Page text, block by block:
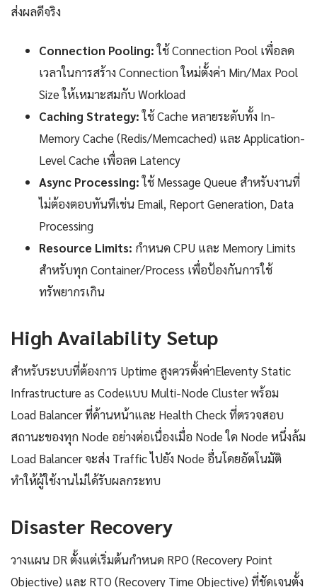
ส่งผลดีจริง
Connection Pooling:ใช้ Connection Pool เพื่อลด
เวลาในการสร้าง Connection ใหม่ตั้งค่า Min/Max Pool
Size ให้เหมาะสมกับ Workload
Caching Strategy:ใช้ Cache หลายระดับทั้ง In-
Memory Cache (Redis/Memcached) และ Application-
Level Cache เพื่อลด Latency
Async Processing:ใช้ Message Queue สำหรับงานที่
ไม่ต้องตอบทันทีเช่น Email, Report Generation, Data
Processing
Resource Limits: กำหนด CPU และ Memory Limits
สำหรับทุก Container/Process เพื่อป้องกันการใช้
ทรัพยากรเกิน
High Availability Setup
สำหรับระบบที่ต้องการ Uptime สูงควรตั้งค่าEleventy Static
Infrastructure as Codeแบบ Multi-Node Cluster พร้อม
Load Balancer ที่ด้านหน้าและ Health Check ที่ตรวจสอบ
สถานะของทุก Node อย่างต่อเนื่องเมื่อ Node ใด Node หนึ่งล้ม
Load Balancer จะส่ง Traffic ไปยัง Node อื่นโดยอัตโนมัติ
ทำให้ผู้ใช้งานไม่ได้รับผลกระทบ
Disaster Recovery
วางแผน DR ตั้งแต่เริ่มต้นกำหนด RPO (Recovery Point
Objective) และ RTO (Recovery Time Objective) ที่ชัดเจนตั้ง